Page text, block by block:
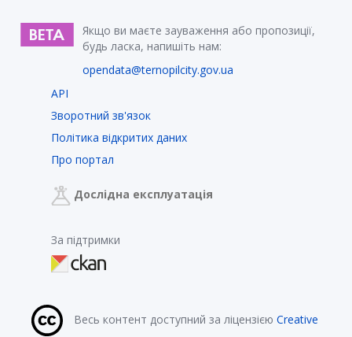
Якщо ви маєте зауваження або пропозиції,
будь ласка, напишіть нам:
opendata@ternopilcity.gov.ua
API
Зворотний зв'язок
Політика відкритих даних
Про портал
Дослідна експлуатація
За підтримки
Весь контент доступний за ліцензією Creative